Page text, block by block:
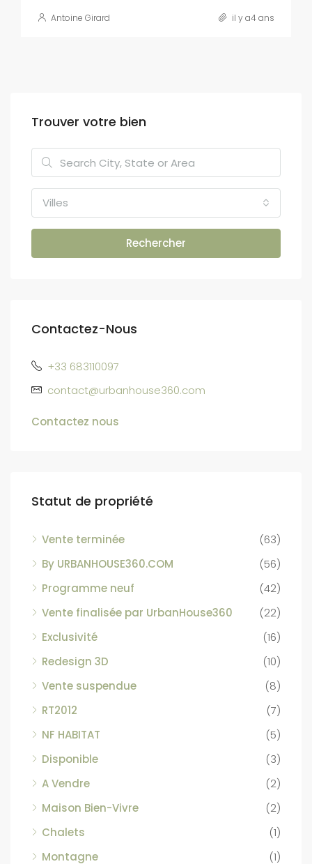
Antoine Girard il y a4 ans
Trouver votre bien
Villes
Rechercher
Contactez-Nous
+33 683110097
contact@urbanhouse360.com
Contactez nous
Statut de propriété
Vente terminée
(63)
By URBANHOUSE360.COM
(56)
Programme neuf
(42)
Vente finalisée par UrbanHouse360
(22)
Exclusivité
(16)
Redesign 3D
(10)
Vente suspendue
(8)
RT2012
(7)
NF HABITAT
(5)
Disponible
(3)
A Vendre
(2)
Maison Bien-Vivre
(2)
Chalets
(1)
Montagne
(1)